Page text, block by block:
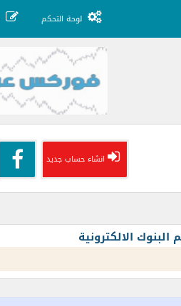
لوحة التحكم
انشاء حساب جديد
الالكترونية